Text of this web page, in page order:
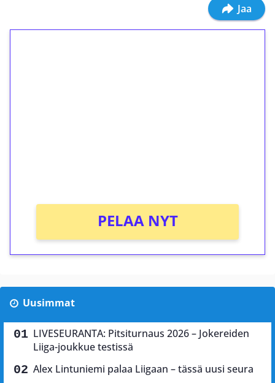
Jaa
PELAA NYT
Uusimmat
LIVESEURANTA: Pitsiturnaus 2026 – Jokereiden
Liiga-joukkue testissä
Alex Lintuniemi palaa Liigaan – tässä uusi seura